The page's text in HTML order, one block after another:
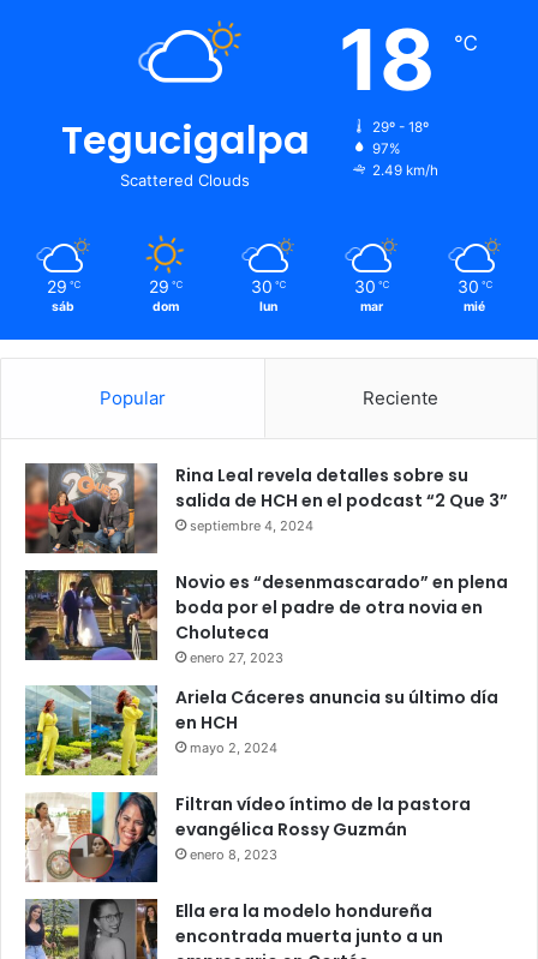
Tegucigalpa
Scattered Clouds
18 ℃
29º - 18º
97%
2.49 km/h
29 ℃
sáb
29 ℃
dom
30 ℃
lun
30 ℃
mar
30 ℃
mié
Popular Reciente
Rina Leal revela detalles sobre su
salida de HCH en el podcast “2 Que 3”
septiembre 4, 2024
Novio es “desenmascarado” en plena
boda por el padre de otra novia en
Choluteca
enero 27, 2023
Ariela Cáceres anuncia su último día
en HCH
mayo 2, 2024
Filtran vídeo íntimo de la pastora
evangélica Rossy Guzmán
enero 8, 2023
Ella era la modelo hondureña
encontrada muerta junto a un